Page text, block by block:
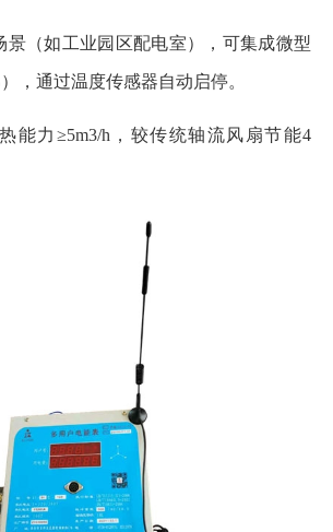
景（如工业园区配电室），可集成微型
，通过温度传感器自动启停。
能力≥5m3/h，较传统轴流风扇节能4